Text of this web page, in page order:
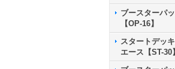
ブースターパ
【OP-16】
スタートデッ
エース【ST-30】